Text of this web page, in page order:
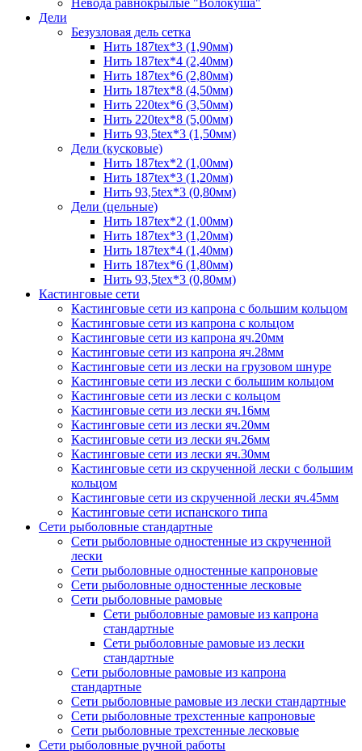
Невода равнокрылые "Волокуша"
Дели
Безузловая дель сетка
Нить 187tex*3 (1,90мм)
Нить 187tex*4 (2,40мм)
Нить 187tex*6 (2,80мм)
Нить 187tex*8 (4,50мм)
Нить 220tex*6 (3,50мм)
Нить 220tex*8 (5,00мм)
Нить 93,5tex*3 (1,50мм)
Дели (кусковые)
Нить 187tex*2 (1,00мм)
Нить 187tex*3 (1,20мм)
Нить 93,5tex*3 (0,80мм)
Дели (цельные)
Нить 187tex*2 (1,00мм)
Нить 187tex*3 (1,20мм)
Нить 187tex*4 (1,40мм)
Нить 187tex*6 (1,80мм)
Нить 93,5tex*3 (0,80мм)
Кастинговые сети
Кастинговые сети из капрона с большим кольцом
Кастинговые сети из капрона с кольцом
Кастинговые сети из капрона яч.20мм
Кастинговые сети из капрона яч.28мм
Кастинговые сети из лески на грузовом шнуре
Кастинговые сети из лески с большим кольцом
Кастинговые сети из лески с кольцом
Кастинговые сети из лески яч.16мм
Кастинговые сети из лески яч.20мм
Кастинговые сети из лески яч.26мм
Кастинговые сети из лески яч.30мм
Кастинговые сети из скрученной лески с большим
кольцом
Кастинговые сети из скрученной лески яч.45мм
Кастинговые сети испанского типа
Сети рыболовные стандартные
Сети рыболовные одностенные из скрученной
лески
Сети рыболовные одностенные капроновые
Сети рыболовные одностенные лесковые
Сети рыболовные рамовые
Сети рыболовные рамовые из капрона
стандартные
Сети рыболовные рамовые из лески
стандартные
Сети рыболовные рамовые из капрона
стандартные
Сети рыболовные рамовые из лески стандартные
Сети рыболовные трехстенные капроновые
Сети рыболовные трехстенные лесковые
Сети рыболовные ручной работы